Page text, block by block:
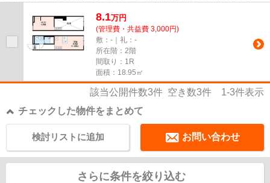
8.1万円
(管理費・共益費 3,000円)
敷：-｜礼：-
所在階：2階
間取り：1R
面積：18.95㎡
該当公開件数3件 空き数3件 1-3件表示
チェックした物件をまとめて
お問い合わせ
検討リストに追加
さらに条件を絞り込む